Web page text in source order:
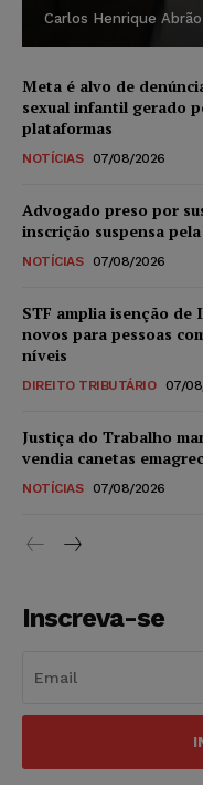
Carlos Henrique Abrão
Meta é alvo de
sexual infantil gerado
plataformas
NOTÍCIAS 07/08/2026
Advogado preso por
inscrição suspensa pela
NOTÍCIAS 07/08/2026
STF amplia isenção de
novos para pessoas
níveis
DIREITO TRIBUTÁRIO 07/
Justiça do Trabalho
vendia canetas
NOTÍCIAS 07/08/2026
Inscreva-se